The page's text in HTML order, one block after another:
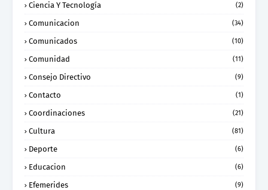
Ciencia Y Tecnología (2)
Comunicacion (34)
Comunicados (10)
Comunidad (11)
Consejo Directivo (9)
Contacto (1)
Coordinaciones (21)
Cultura (81)
Deporte (6)
Educacion (6)
Efemerides (9)